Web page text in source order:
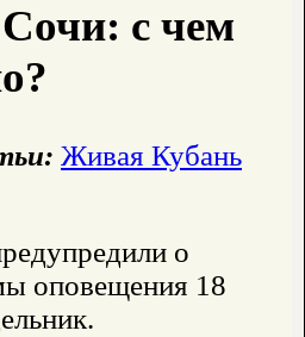
с чем
Живая Кубань
о
оповещения 18